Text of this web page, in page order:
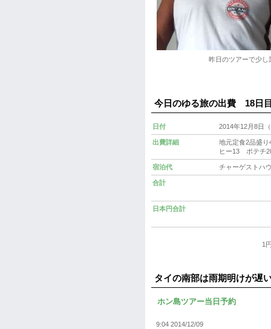
昨日のツアーで少
今日のゆる旅の
日付 2014年12月8日
出費詳細
地元定食2品盛
ヒー13 ポテチ
宿泊代 チャーゲストハ
合計
日本円合計
1
タイの南部は雨期明けが遅
ホン島ツアー当日予約
9:04 2014/12/09